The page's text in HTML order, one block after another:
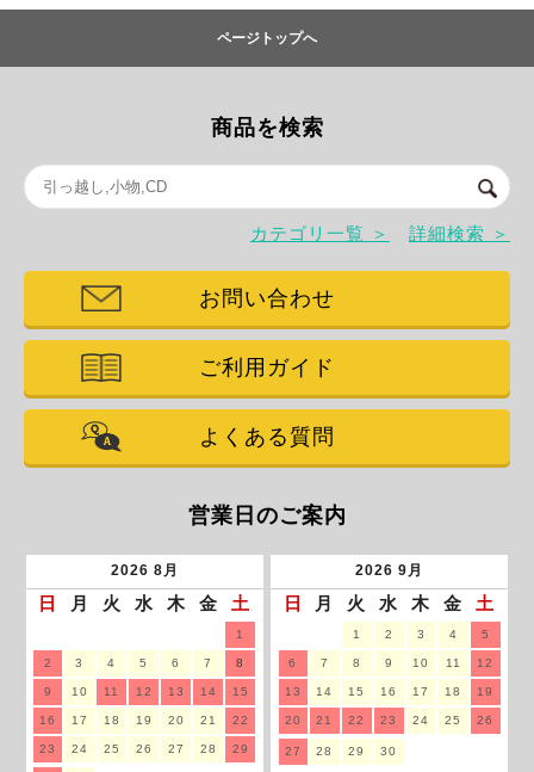
ページトップへ
商品を検索
カテゴリ一覧 ＞ 詳細検索 ＞
お問い合わせ
ご利用ガイド
よくある質問
営業日のご案内
2026 8月
日 月 火 水 木 金 土
1
2 3 4 5 6 7 8
9 10 11 12 13 14 15
16 17 18 19 20 21 22
23 24 25 26 27 28 29
2026 9月
日 月 火 水 木 金 土
1 2 3 4 5
6 7 8 9 10 11 12
13 14 15 16 17 18 19
20 21 22 23 24 25 26
27 28 29 30